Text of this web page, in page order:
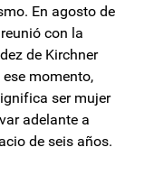
En agosto de
con la
de Kirchner
momento,
ser mujer
adelante a
de seis años.